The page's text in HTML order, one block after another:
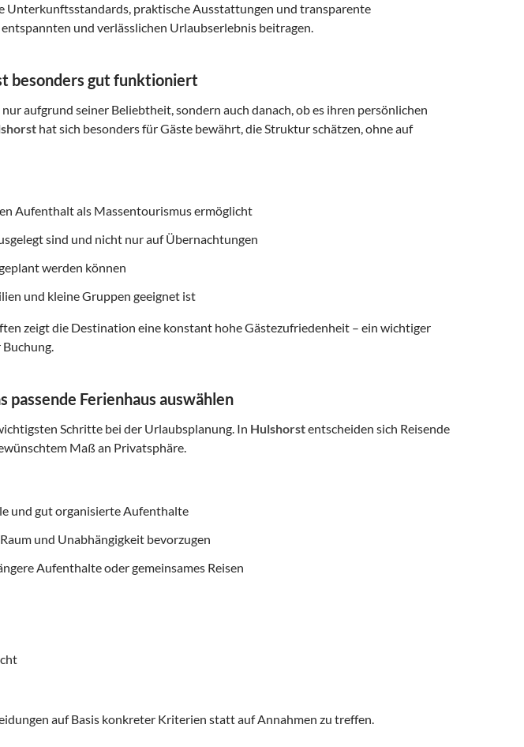
Unterkunftsstandards, praktische Ausstattungen und transparente
und verlässlichen Urlaubserlebnis beitragen.
besonders gut funktioniert
aufgrund seiner Beliebtheit, sondern auch danach, ob es ihren persönlichen
hat sich besonders für Gäste bewährt, die Struktur schätzen, ohne auf
Aufenthalt als Massentourismus ermöglicht
sind und nicht nur auf Übernachtungen
werden können
und kleine Gruppen geeignet ist
zeigt die Destination eine konstant hohe Gästezufriedenheit – ein wichtiger
passende Ferienhaus auswählen
Schritte bei der Urlaubsplanung. In Hulshorstentscheiden sich Reisende
Maß an Privatsphäre.
und gut organisierte Aufenthalte
und Unabhängigkeit bevorzugen
Aufenthalte oder gemeinsames Reisen
auf Basis konkreter Kriterien statt auf Annahmen zu treffen.